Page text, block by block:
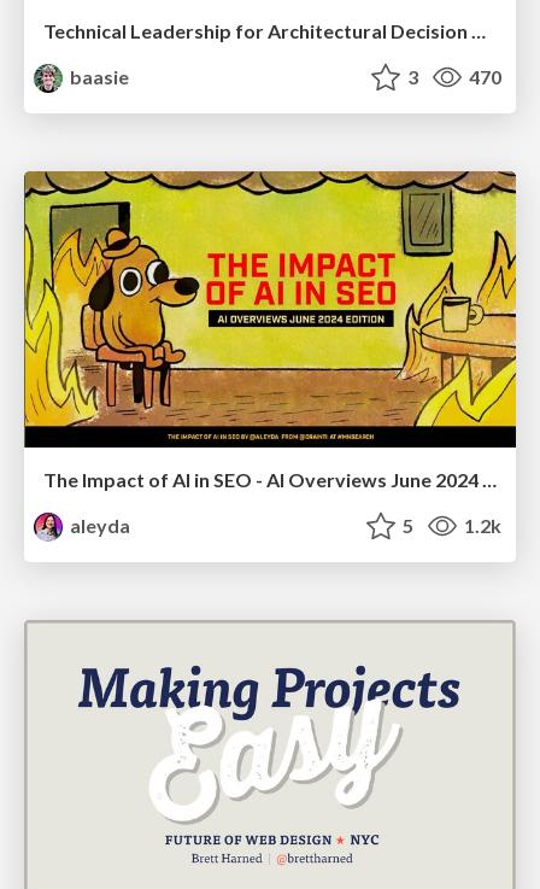
Technical Leadership for Architectural Decision Making
baasie
3 470
The Impact of AI in SEO - AI Overviews June 2024 Edition
aleyda
5 1.2k